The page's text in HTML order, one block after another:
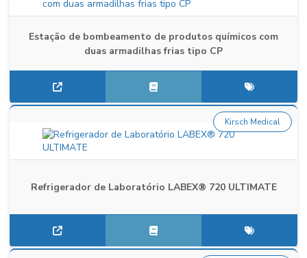
Estação de bombeamento de produtos químicos com
duas armadilhas frias tipo CP
Refrigerador de Laboratório LABEX® 720 ULTIMATE
Kirsch Medical